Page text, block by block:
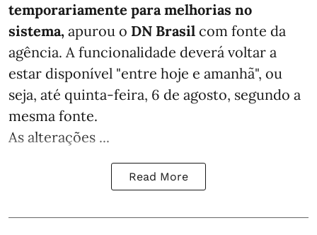
temporariamente para melhorias no
sistema, apurou o DN Brasil com fonte da
agência. A funcionalidade deverá voltar a
estar disponível "entre hoje e amanhã", ou
seja, até quinta-feira, 6 de agosto, segundo a
mesma fonte.
As alterações ...
Read More